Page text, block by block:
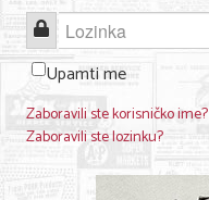
Lozinka
Upamti me
Zaboravili ste korisničko ime?
Zaboravili ste lozinku?